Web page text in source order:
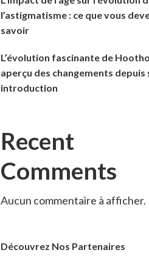
l’astigmatisme : ce que vous
savoir
L’évolution fascinante de
aperçu des changements depuis
introduction
Recent
Comments
Aucun commentaire à afficher.
Découvrez Nos Partenaires